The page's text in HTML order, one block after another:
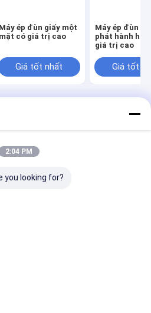
Máy ép đùn giấy một
mặt có giá trị cao
Giá tốt nhất
Máy ép đùn
phát hành hai
giá trị cao
Giá tốt
Chính sách bảo mật
Nhà máy trung quốc.Copyright ©
MACHINERY CO.,LTD.. All Rights
2:04 PM
you looking for?